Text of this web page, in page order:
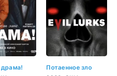
драма!
Потаенное зло